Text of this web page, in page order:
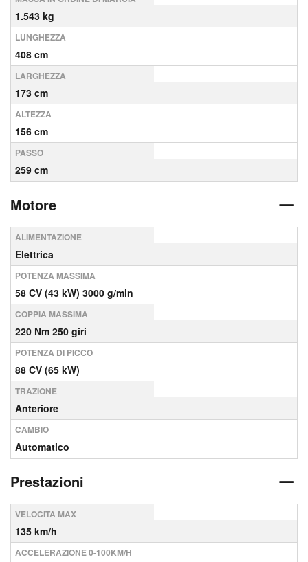
1.543 kg
LUNGHEZZA
408 cm
LARGHEZZA
173 cm
ALTEZZA
156 cm
PASSO
259 cm
Motore
ALIMENTAZIONE
Elettrica
POTENZA MASSIMA
58 CV (43 kW) 3000 g/min
COPPIA MASSIMA
220 Nm 250 giri
POTENZA DI PICCO
88 CV (65 kW)
TRAZIONE
Anteriore
CAMBIO
Automatico
Prestazioni
VELOCITÀ MAX
135 km/h
ACCELERAZIONE 0-100KM/H